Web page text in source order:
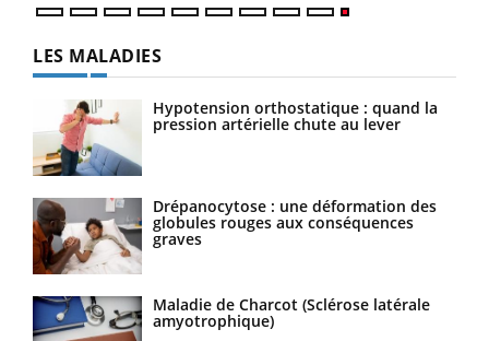
LES MALADIES
Hypotension orthostatique : quand la
pression artérielle chute au lever
Drépanocytose : une déformation des
globules rouges aux conséquences
graves
Maladie de Charcot (Sclérose latérale
amyotrophique)